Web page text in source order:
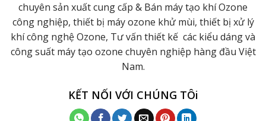
chuyên sản xuất cung cấp & Bán máy tạo khí Ozone
công nghiệp, thiết bị máy ozone khử mùi, thiết bị xử lý
khí công nghệ Ozone, Tư vấn thiết kế các kiểu dáng và
công suất máy tạo ozone chuyên nghiệp hàng đầu Việt
Nam.
KẾT NỐI VỚI CHÚNG TÔi